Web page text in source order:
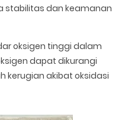
stabilitas dan keamanan
oksigen tinggi dalam
dapat dikurangi
kerugian akibat oksidasi